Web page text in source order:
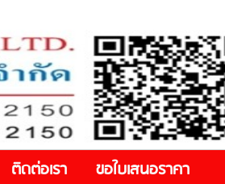
ติดต่อเรา ขอใบเสนอราคา